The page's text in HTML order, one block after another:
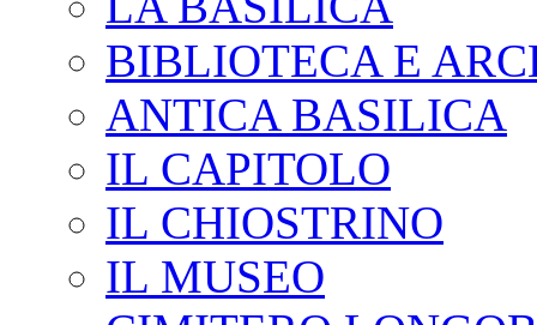
BIBLIOTECA E
ANTICA BASILICA
IL CAPITOLO
IL CHIOSTRINO
IL MUSEO